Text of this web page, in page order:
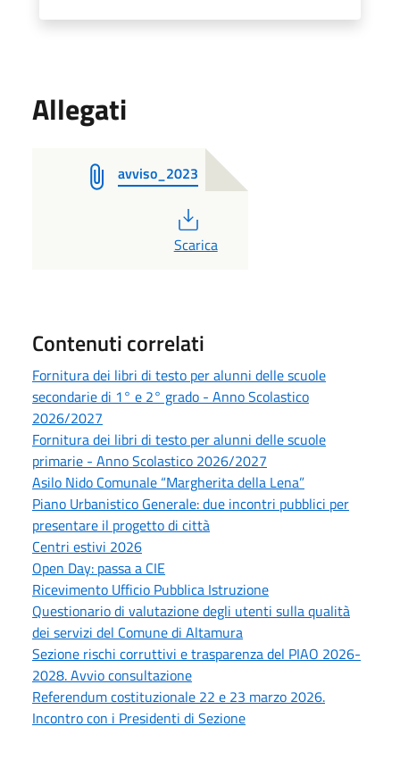
Allegati
avviso_2023
PDF
Scarica
Contenuti correlati
Fornitura dei libri di testo per alunni delle scuole
secondarie di 1° e 2° grado - Anno Scolastico
2026/2027
Fornitura dei libri di testo per alunni delle scuole
primarie - Anno Scolastico 2026/2027
Asilo Nido Comunale “Margherita della Lena”
Piano Urbanistico Generale: due incontri pubblici per
presentare il progetto di città
Centri estivi 2026
Open Day: passa a CIE
Ricevimento Ufficio Pubblica Istruzione
Questionario di valutazione degli utenti sulla qualità
dei servizi del Comune di Altamura
Sezione rischi corruttivi e trasparenza del PIAO 2026-
2028. Avvio consultazione
Referendum costituzionale 22 e 23 marzo 2026.
Incontro con i Presidenti di Sezione